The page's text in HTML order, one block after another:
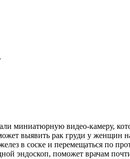
миниатюрную видео-камеру,
выявить рак груди у
в соске и перемещаться по
эндоскоп, поможет врачам